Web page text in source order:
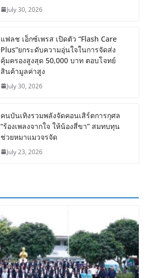
July 30, 2026
แฟลช เอ็กซ์เพรส เปิดตัว “Flash Care
Plus”ยกระดับความอุ่นใจในการจัดส่ง
คุ้มครองสูงสุด 50,000 บาท ตอบโจทย์
สินค้ามูลค่าสูง
July 30, 2026
คนบันเทิงรวมพลังจัดคอนเสิร์ตการกุศล
“ร้องเพลงจากใจ ให้น้องสี่ขา” สมทบทุน
ช่วยหมาแมวจรจัด
July 23, 2026